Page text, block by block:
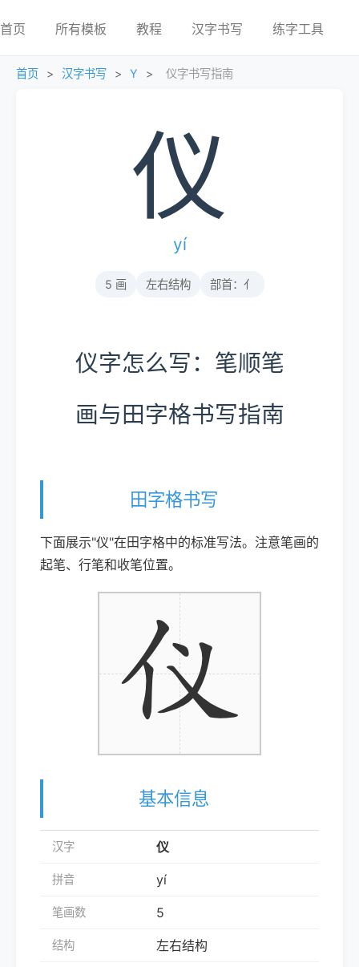
首页 所有模板 教程 汉字书写 练字工具
首页 > 汉字书写 > Y > 仪字书写指南
仪
yí
5 画 左右结构 部首：亻
仪字怎么写：笔顺笔
画与田字格书写指南
田字格书写
下面展示"仪"在田字格中的标准写法。注意笔画的
起笔、行笔和收笔位置。
基本信息
汉字 仪
拼音 yí
笔画数 5
结构 左右结构